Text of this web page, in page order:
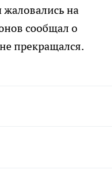
на
сообщал о
прекращался.